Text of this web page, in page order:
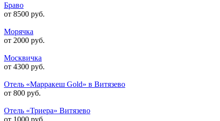
Браво
от 8500 руб.
Морячка
от 2000 руб.
Москвичка
от 4300 руб.
Отель «Марракеш Gold» в Витязево
от 800 руб.
Отель «Триера» Витязево
от 1000 руб.